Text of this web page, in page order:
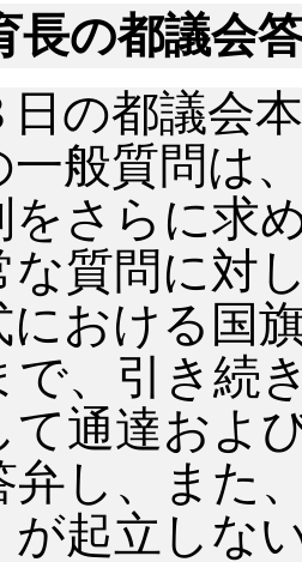
長の都議会
の都議会
一般質問は
をさらに求
質問に対
における国
で、引き続
て通達およ
弁し、また
が起立しな